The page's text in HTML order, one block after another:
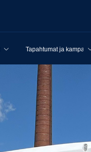
Tapahtumat ja